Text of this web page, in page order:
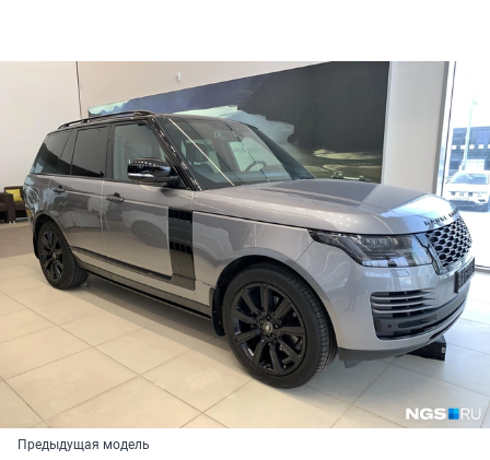
Предыдущая модель